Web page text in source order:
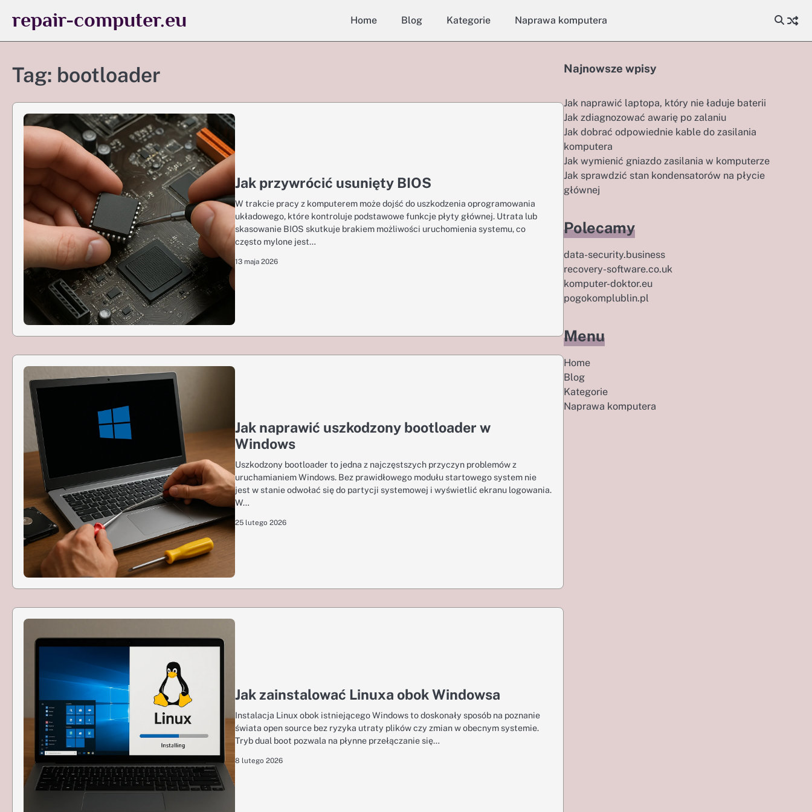
repair-computer.eu Home Blog Kategorie Naprawa komputera
Tag: bootloader
Jak przywrócić usunięty BIOS
W trakcie pracy z komputerem może dojść do uszkodzenia oprogramowania
układowego, które kontroluje podstawowe funkcje płyty głównej. Utrata lub
skasowanie BIOS skutkuje brakiem możliwości uruchomienia systemu, co
często mylone jest…
13 maja 2026
Jak naprawić uszkodzony bootloader w
Windows
Uszkodzony bootloader to jedna z najczęstszych przyczyn problemów z
uruchamianiem Windows. Bez prawidłowego modułu startowego system nie
jest w stanie odwołać się do partycji systemowej i wyświetlić ekranu logowania.
W…
25 lutego 2026
Jak zainstalować Linuxa obok Windowsa
Instalacja Linux obok istniejącego Windows to doskonały sposób na poznanie
świata open source bez ryzyka utraty plików czy zmian w obecnym systemie.
Tryb dual boot pozwala na płynne przełączanie się…
8 lutego 2026
Najnowsze wpisy
Jak naprawić laptopa, który nie ładuje baterii
Jak zdiagnozować awarię po zalaniu
Jak dobrać odpowiednie kable do zasilania
komputera
Jak wymienić gniazdo zasilania w komputerze
Jak sprawdzić stan kondensatorów na płycie
głównej
Polecamy
data-security.business
recovery-software.co.uk
komputer-doktor.eu
pogokomplublin.pl
Menu
Home
Blog
Kategorie
Naprawa komputera